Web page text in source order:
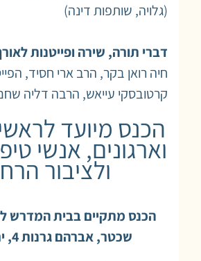
(גלויה, שותפות דינה)
דברי תורה, שירה ופייטנות
חיה רואן בקר, הרב ארי חסיד,
קרטובסקי עייאש, הרבה דליה
הכנס מיועד
וארגונים, אנשי
ולציבור
הכנס מתקיים בבית המדרש
שכטר, אברהם גרנות 4, ירושלים